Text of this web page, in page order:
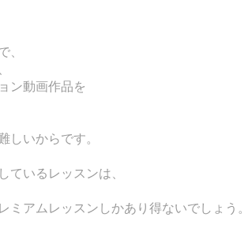
、
ン動画作品を
しいからです。
ているレッスンは、
ミアムレッスンしかあり得ないでしょう。